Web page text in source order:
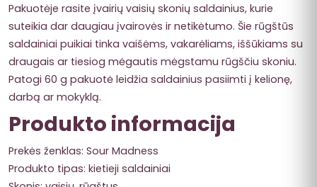
Pakuotėje rasite įvairių vaisių skonių saldainius, kurie
suteikia dar daugiau įvairovės ir netikėtumo. Šie rūgštūs
saldainiai puikiai tinka vaišėms, vakarėliams, iššūkiams su
draugais ar tiesiog mėgautis mėgstamu rūgščiu skoniu.
Patogi 60 g pakuotė leidžia saldainius pasiimti į kelionę,
darbą ar mokyklą.
Produkto informacija
Prekės ženklas: Sour Madness
Produkto tipas: kietieji saldainiai